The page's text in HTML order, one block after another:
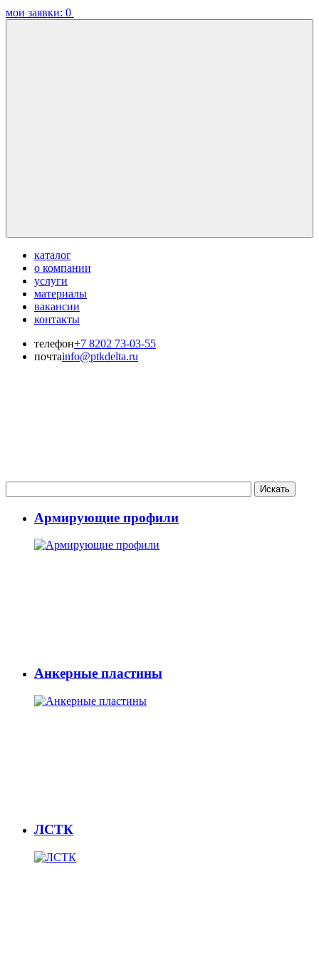
мои заявки: 0
каталог
о компании
услуги
материалы
вакансии
контакты
телефон+7 8202 73-03-55
почтаinfo@ptkdelta.ru
Армирующие профили
Анкерные пластины
ЛСТК